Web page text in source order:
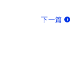
下一篇